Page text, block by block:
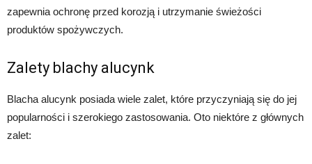
zapewnia ochronę przed korozją i utrzymanie świeżości
produktów spożywczych.
Zalety blachy alucynk
Blacha alucynk posiada wiele zalet, które przyczyniają się do jej
popularności i szerokiego zastosowania. Oto niektóre z głównych
zalet: